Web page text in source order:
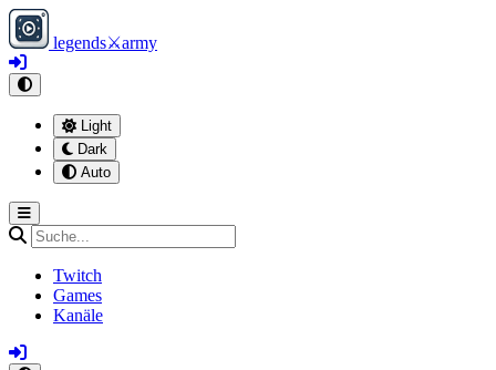
legends⚔army
Light
Dark
Auto
Twitch
Games
Kanäle